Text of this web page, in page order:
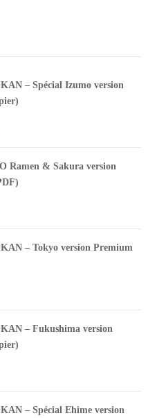
– Spécial Izumo version
Ramen & Sakura version
– Tokyo version Premium
– Fukushima version
– Spécial Ehime version